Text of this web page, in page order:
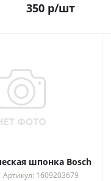
350 р/шт
шпонка Bosch
Артикул: 1609203679